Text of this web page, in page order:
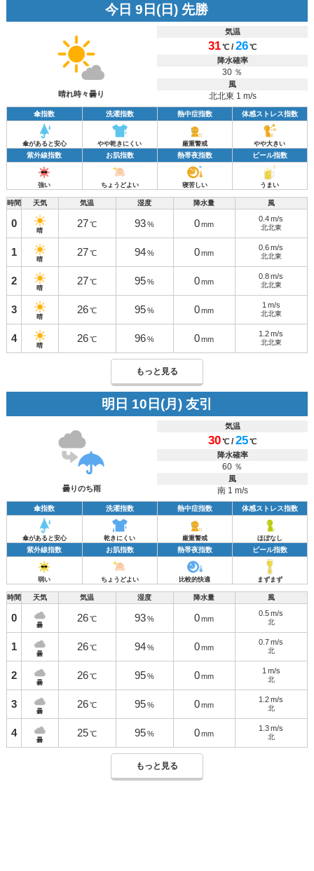
今日 9日(日) 先勝
晴れ時々曇り
気温
31℃ /26℃
降水確率
30 ％
風
北北東 1 m/s
傘指数 洗濯指数 熱中症指数 体感ストレス指数
傘があると安心 やや乾きにくい 厳重警戒 やや大きい
紫外線指数 お肌指数 熱帯夜指数 ビール指数
強い ちょうどよい 寝苦しい うまい
時間 天気 気温 湿度 降水量 風
0
晴
27 ℃ 93 % 0 mm
0.4 m/s
北北東
1
晴
27 ℃ 94 % 0 mm
0.6 m/s
北北東
2
晴
27 ℃ 95 % 0 mm
0.8 m/s
北北東
3
晴
26 ℃ 95 % 0 mm
1 m/s
北北東
4
晴
26 ℃ 96 % 0 mm
1.2 m/s
北北東
もっと見る
明日 10日(月) 友引
曇りのち雨
気温
30℃ /25℃
降水確率
60 ％
風
南 1 m/s
傘指数 洗濯指数 熱中症指数 体感ストレス指数
傘があると安心 乾きにくい 厳重警戒 ほぼなし
紫外線指数 お肌指数 熱帯夜指数 ビール指数
弱い ちょうどよい 比較的快適 まずまず
時間 天気 気温 湿度 降水量 風
0
曇
26 ℃ 93 % 0 mm
0.5 m/s
北
1
曇
26 ℃ 94 % 0 mm
0.7 m/s
北
2
曇
26 ℃ 95 % 0 mm
1 m/s
北
3
曇
26 ℃ 95 % 0 mm
1.2 m/s
北
4
曇
25 ℃ 95 % 0 mm
1.3 m/s
北
もっと見る